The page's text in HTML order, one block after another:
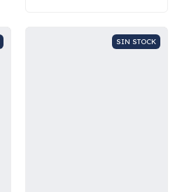
SIN STOCK